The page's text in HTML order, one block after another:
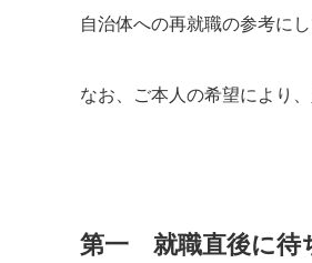
自治体への再就職の参考に
なお、ご本人の希望により
第一 就職直後に待